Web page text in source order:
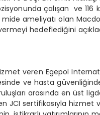
çalışan ve 116
mide ameliyatı olan
hedeflediğini
veren Egepol
ve hasta
arasında en üst
JCI sertifikasıyla hizmet